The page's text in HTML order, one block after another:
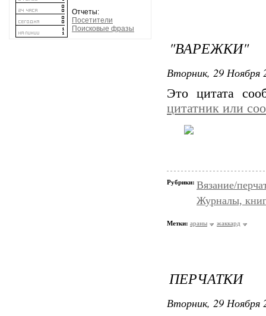
Отчеты:
Посетители
Поисковые фразы
"ВАРЕЖКИ"
Вторник, 29 Ноября
Это цитата
цитатник или
Рубрики: Вязание/
Журналы,
Метки: араны жаккард
ПЕРЧАТКИ
Вторник, 29 Ноября